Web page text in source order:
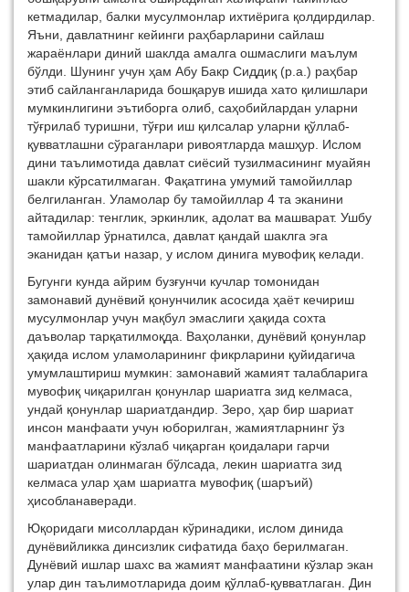
кетмадилар, балки мусулмонлар ихтиёрига қолдирдилар.
Яъни, давлатнинг кейинги раҳбарларини сайлаш
жараёнлари диний шаклда амалга ошмаслиги маълум
бўлди. Шунинг учун ҳам Абу Бакр Сиддиқ (р.а.) раҳбар
этиб сайланганларида бошқарув ишида хато қилишлари
мумкинлигини эътиборга олиб, саҳобийлардан уларни
тўғрилаб туришни, тўғри иш қилсалар уларни қўллаб-
қувватлашни сўраганлари ривоятларда машҳур. Ислом
дини таълимотида давлат сиёсий тузилмасининг муайян
шакли кўрсатилмаган. Фақатгина умумий тамойиллар
белгиланган. Уламолар бу тамойиллар 4 та эканини
айтадилар: тенглик, эркинлик, адолат ва машварат. Ушбу
тамойиллар ўрнатилса, давлат қандай шаклга эга
эканидан қатъи назар, у ислом динига мувофиқ келади.
Бугунги кунда айрим бузғунчи кучлар томонидан
замонавий дунёвий қонунчилик асосида ҳаёт кечириш
мусулмонлар учун мақбул эмаслиги ҳақида сохта
даъволар тарқатилмоқда. Ваҳоланки, дунёвий қонунлар
ҳақида ислом уламоларининг фикрларини қуйидагича
умумлаштириш мумкин: замонавий жамият талабларига
мувофиқ чиқарилган қонунлар шариатга зид келмаса,
ундай қонунлар шариатдандир. Зеро, ҳар бир шариат
инсон манфаати учун юборилган, жамиятларнинг ўз
манфаатларини кўзлаб чиқарган қоидалари гарчи
шариатдан олинмаган бўлсада, лекин шариатга зид
келмаса улар ҳам шариатга мувофиқ (шаръий)
ҳисобланаверади.
Юқоридаги мисоллардан кўринадики, ислом динида
дунёвийликка динсизлик сифатида баҳо берилмаган.
Дунёвий ишлар шахс ва жамият манфаатини кўзлар экан
улар дин таълимотларида доим қўллаб-қувватлаган. Дин